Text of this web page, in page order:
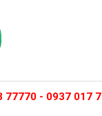
77770 - 0937 017